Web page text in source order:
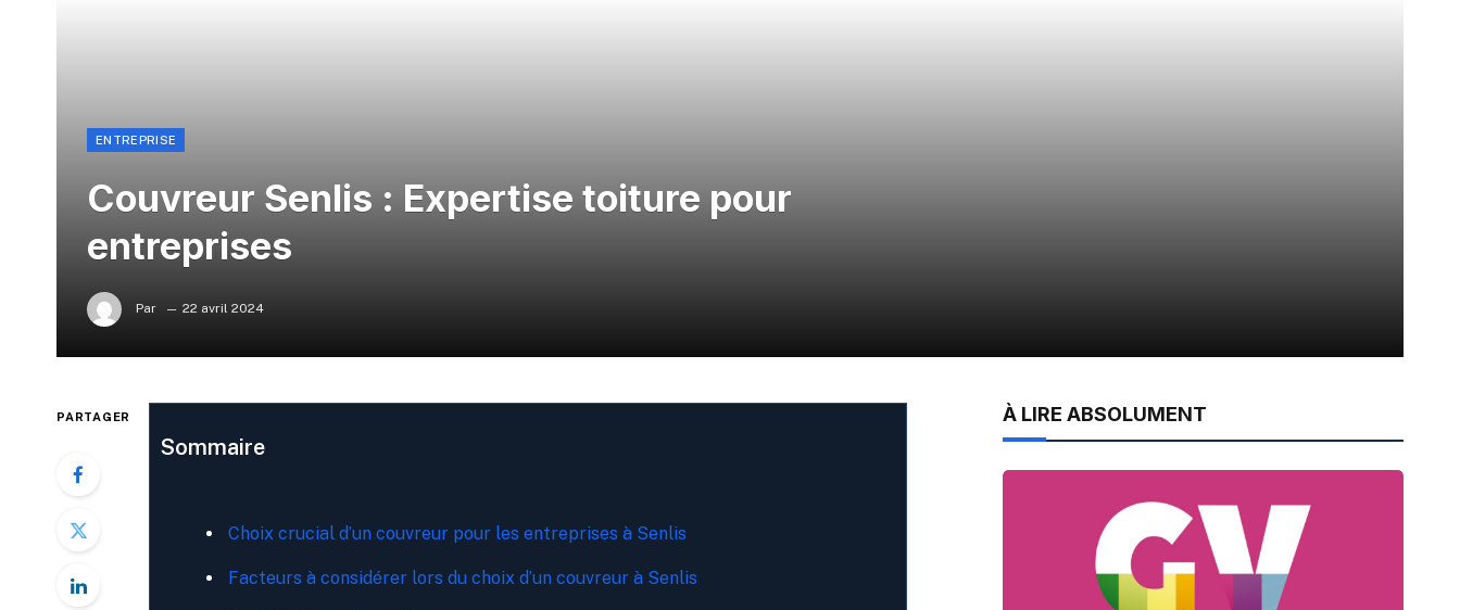
ENTREPRISE
Couvreur Senlis : Expertise toiture pour
entreprises
Par 22 avril 2024
PARTAGER
Sommaire
Choix crucial d’un couvreur pour les entreprises à Senlis
Facteurs à considérer lors du choix d’un couvreur à Senlis
À LIRE ABSOLUMENT